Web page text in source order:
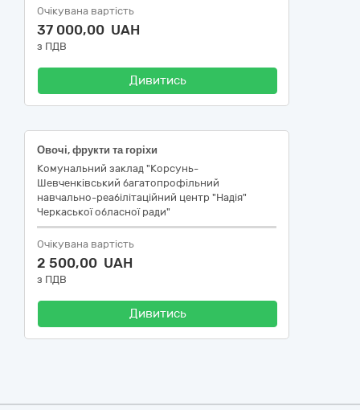
Очікувана вартість
37 000,00 UAH
з ПДВ
Дивитись
Овочі, фрукти та горіхи
Комунальний заклад "Корсунь-
Шевченківський багатопрофільний
навчально-реабілітаційний центр "Надія"
Черкаської обласної ради"
Очікувана вартість
2 500,00 UAH
з ПДВ
Дивитись